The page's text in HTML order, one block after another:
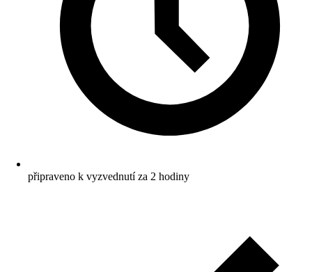
připraveno k vyzvednutí za 2 hodiny